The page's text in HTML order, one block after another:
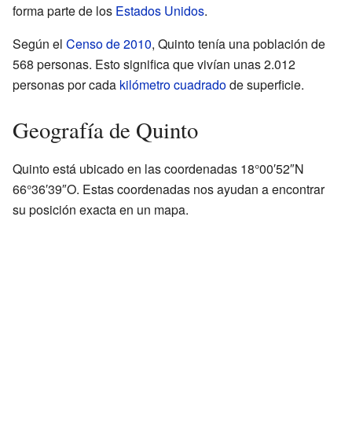
forma parte de los Estados Unidos.
Según el Censo de 2010, Quinto tenía una población de
568 personas. Esto significa que vivían unas 2.012
personas por cada kilómetro cuadradode superficie.
Geografía de Quinto
Quinto está ubicado en las coordenadas 18°00′52″N
66°36′39″O. Estas coordenadas nos ayudan a encontrar
su posición exacta en un mapa.